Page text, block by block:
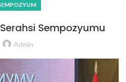
Sempozyumu
Admin